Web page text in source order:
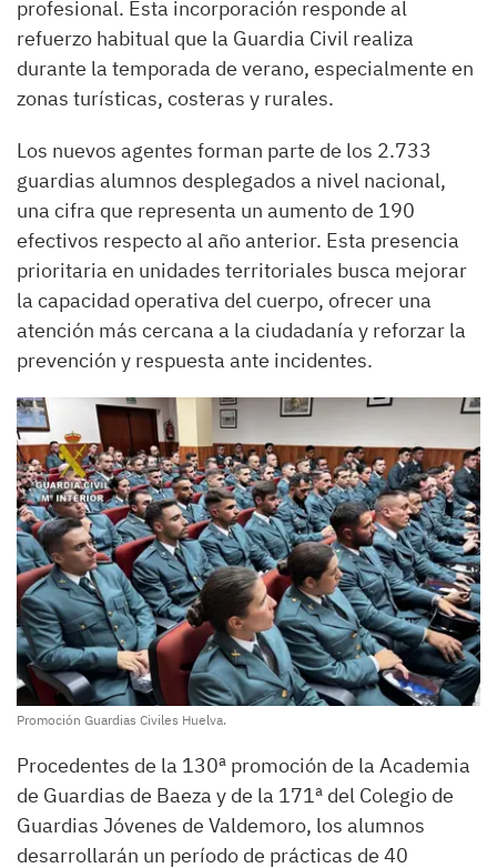
profesional. Esta incorporación responde al
refuerzo habitual que la Guardia Civil realiza
durante la temporada de verano, especialmente en
zonas turísticas, costeras y rurales.
Los nuevos agentes forman parte de los 2.733
guardias alumnos desplegados a nivel nacional,
una cifra que representa un aumento de 190
efectivos respecto al año anterior. Esta presencia
prioritaria en unidades territoriales busca mejorar
la capacidad operativa del cuerpo, ofrecer una
atención más cercana a la ciudadanía y reforzar la
prevención y respuesta ante incidentes.
Promoción Guardias Civiles Huelva.
Procedentes de la 130ª promoción de la Academia
de Guardias de Baeza y de la 171ª del Colegio de
Guardias Jóvenes de Valdemoro, los alumnos
desarrollarán un período de prácticas de 40